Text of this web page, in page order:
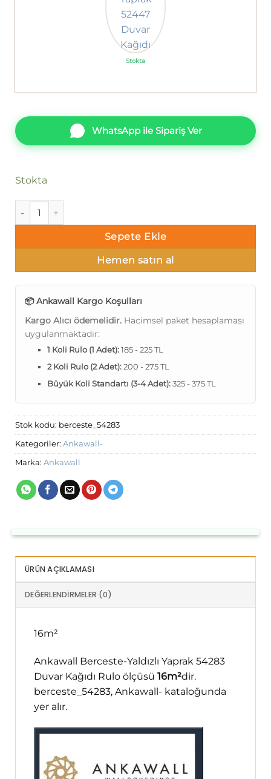
Stokta
WhatsApp ile Sipariş Ver
Stokta
Ankawall Berceste-Yaldızlı Yaprak 54283 Duvar Kağıdı adet
Sepete Ekle
Hemen satın al
📦 Ankawall Kargo Koşulları
Kargo Alıcı ödemelidir. Hacimsel paket hesaplaması
uygulanmaktadır:
1 Koli Rulo (1 Adet):185 - 225 TL
2 Koli Rulo (2 Adet):200 - 275 TL
Büyük Koli Standartı (3-4 Adet):325 - 375 TL
Stok kodu: berceste_54283
Kategoriler: Ankawall-
Marka: Ankawall
ÜRÜN AÇIKLAMASI
DEĞERLENDIRMELER (0)
16m²
Ankawall Berceste-Yaldızlı Yaprak 54283
Duvar Kağıdı Rulo ölçüsü 16m²dir.
berceste_54283, Ankawall- kataloğunda
yer alır.